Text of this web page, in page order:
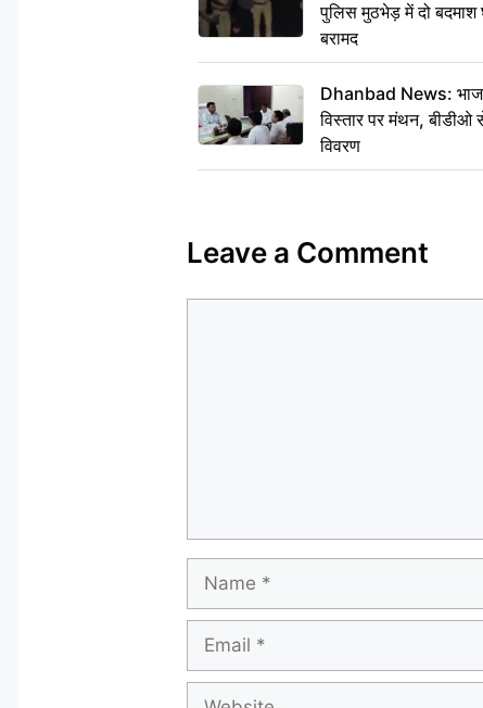
पुलिस मुठभेड़ में दो
बरामद
Dhanbad News:
विस्तार पर मंथन,
विवरण
Leave a Comment
Name
Email
Website